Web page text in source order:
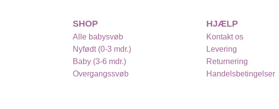
SHOP
Alle babysvøb
Nyfødt (0-3 mdr.)
Baby (3-6 mdr.)
Overgangssvøb
HJÆLP
Kontakt os
Levering
Returnering
Handelsbetingelser